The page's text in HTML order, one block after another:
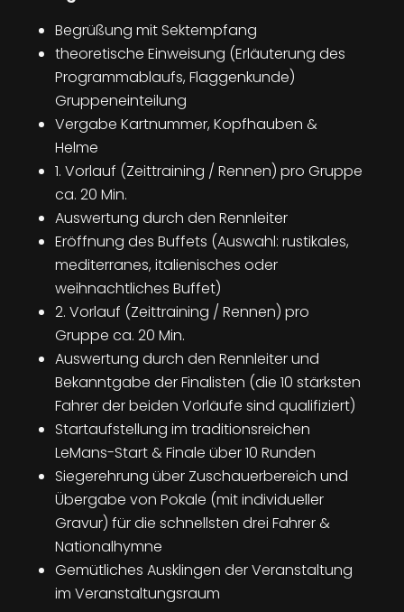
Begrüßung mit Sektempfang
theoretische Einweisung (Erläuterung des
Programmablaufs, Flaggenkunde)
Gruppeneinteilung
Vergabe Kartnummer, Kopfhauben &
Helme
1. Vorlauf (Zeittraining / Rennen) pro Gruppe
ca. 20 Min.
Auswertung durch den Rennleiter
Eröffnung des Buffets (Auswahl: rustikales,
mediterranes, italienisches oder
weihnachtliches Buffet)
2. Vorlauf (Zeittraining / Rennen) pro
Gruppe ca. 20 Min.
Auswertung durch den Rennleiter und
Bekanntgabe der Finalisten (die 10 stärksten
Fahrer der beiden Vorläufe sind qualifiziert)
Startaufstellung im traditionsreichen
LeMans-Start & Finale über 10 Runden
Siegerehrung über Zuschauerbereich und
Übergabe von Pokale (mit individueller
Gravur) für die schnellsten drei Fahrer &
Nationalhymne
Gemütliches Ausklingen der Veranstaltung
im Veranstaltungsraum